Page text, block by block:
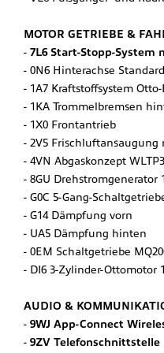
MOTOR GETRIEBE &
7L6 Start-Stopp-System
0N6 Hinterachse Standard
1A7 Kraftstoffsystem
1KA Trommelbremsen
1X0 Frontantrieb
2V5
4VN Abgaskonzept
8GU Drehstromgenerator
G0C 5-Gang-
G14 Dämpfung vorn
UA5 Dämpfung hinten
0EM Schaltgetriebe
DI6 3-Zylinder-Ottomotor
AUDIO &
9WJ App-Connect
9ZV